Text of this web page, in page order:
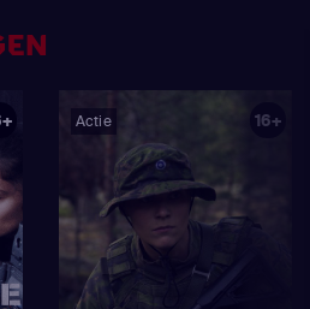
Actie 16+